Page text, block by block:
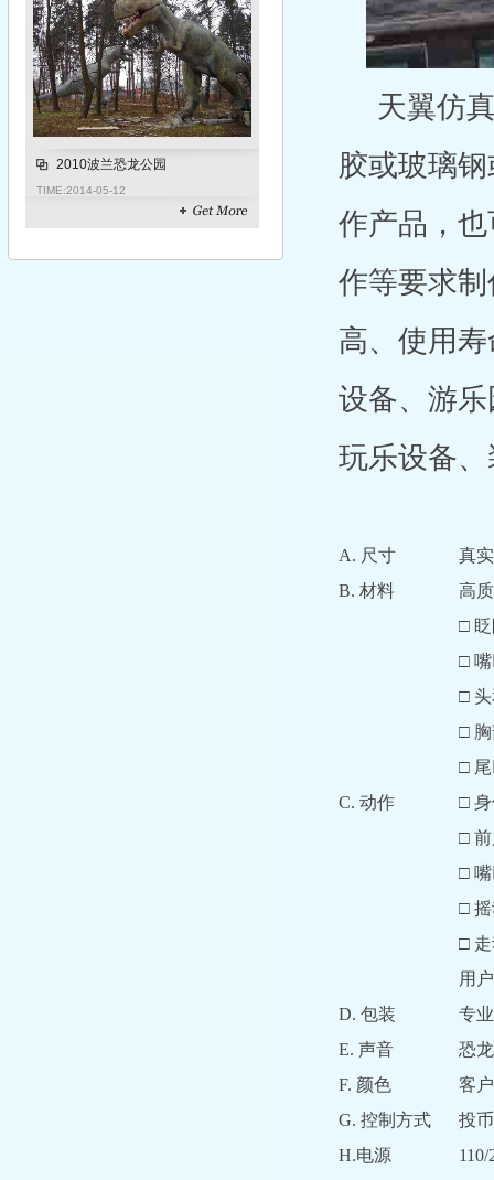
2010波兰恐龙公园
TIME:2014-05-12
天翼仿真
胶或玻璃
作产品，
作等要求
高、使用
设备、游
玩乐设备
A. 尺寸
真
B. 材料
高
C. 动作
□
□
□
□
□
□
□
□
□
□
用
D. 包装
专
E. 声音
恐
F. 颜色
客
G. 控制方式
投
H.电源